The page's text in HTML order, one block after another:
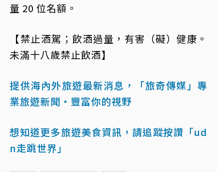
量 20 位名額。
【禁止酒駕；飲酒過量，有害（礙）健康。
未滿十八歲禁止飲酒】
提供海內外旅遊最新消息，「旅奇傳媒」專
業旅遊新聞‧豐富你的視野
想知道更多旅遊美食資訊，請追蹤按讚「ud
n走跳世界」